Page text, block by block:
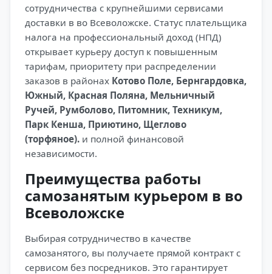
сотрудничества с крупнейшими сервисами
доставки в во Всеволожске. Статус плательщика
налога на профессиональный доход (НПД)
открывает курьеру доступ к повышенным
тарифам, приоритету при распределении
заказов в районах Котово Поле, Бернгардовка,
Южный, Красная Поляна, Мельничный
Ручей, Румболово, Питомник, Техникум,
Парк Кенша, Приютино, Щеглово
(торфяное). и полной финансовой
независимости.
Преимущества работы
самозанятым курьером в во
Всеволожске
Выбирая сотрудничество в качестве
самозанятого, вы получаете прямой контракт с
сервисом без посредников. Это гарантирует